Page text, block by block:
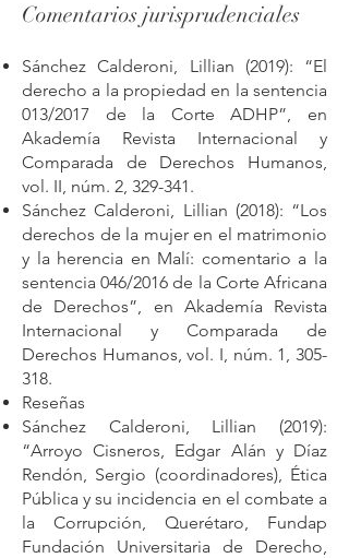
Comentarios jurisprudenciales
Sánchez Calderoni, Lillian (2019): “El
derecho a la propiedad en la sentencia
013/2017 de la Corte ADHP”, en
Akademía Revista Internacional y
Comparada de Derechos Humanos,
vol. II, núm. 2, 329-341.
Sánchez Calderoni, Lillian (2018): “Los
derechos de la mujer en el matrimonio
y la herencia en Malí: comentario a la
sentencia 046/2016 de la Corte Africana
de Derechos”, en Akademía Revista
Internacional y Comparada de
Derechos Humanos, vol. I, núm. 1, 305-
318.
Reseñas
Sánchez Calderoni, Lillian (2019):
“Arroyo Cisneros, Edgar Alán y Díaz
Rendón, Sergio (coordinadores), Ética
Pública y su incidencia en el combate a
la Corrupción, Querétaro, Fundap
Fundación Universitaria de Derecho,